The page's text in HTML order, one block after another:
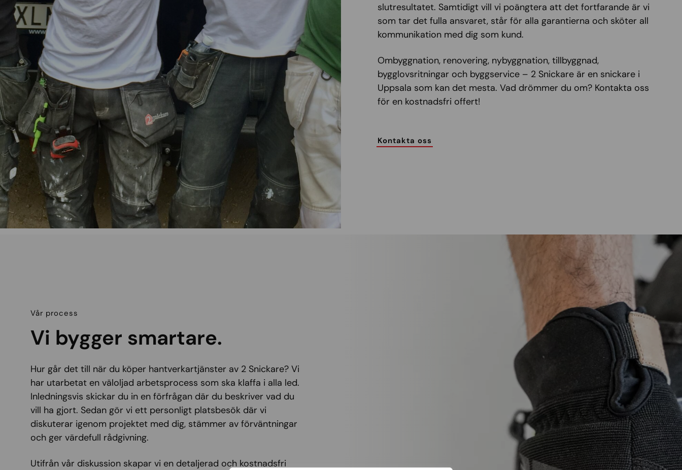
slutresultatet. Samtidigt vill vi poängtera att det fortfarande är vi
som tar det fulla ansvaret, står för alla garantierna och sköter all
kommunikation med dig som kund.
Ombyggnation, renovering, nybyggnation, tillbyggnad,
bygglovsritningar och byggservice – 2 Snickare är en snickare i
Uppsala som kan det mesta. Vad drömmer du om? Kontakta oss
för en kostnadsfri offert!
Kontakta oss
Vår process
Vi bygger smartare.
Hur går det till när du köper hantverkartjänster av 2 Snickare? Vi
har utarbetat en väloljad arbetsprocess som ska klaffa i alla led.
Inledningsvis skickar du in en förfrågan där du beskriver vad du
vill ha gjort. Sedan gör vi ett personligt platsbesök där vi
diskuterar igenom projektet med dig, stämmer av förväntningar
och ger värdefull rådgivning.
Utifrån vår diskussion skapar vi en detaljerad och kostnadsfri